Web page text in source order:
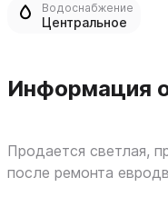
Водоснабжение
Центральное
Информация
Продается светлая,
после ремонта